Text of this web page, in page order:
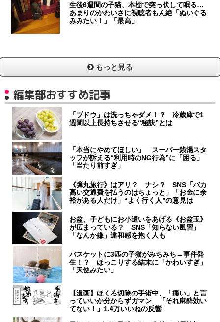
生後6週間の子猫、本棚で突っ伏して眠る…
あまりのかわいさに視聴者もん絶「ぬいぐる
みみたい！」「最高」
もっと見る
編集部おすすめ記事
「ブドウ」は洗っちゃダメ！？ 冷蔵庫で1
週間以上長持ちさせる“秘訣”とは
「本当にやめてほしい」 スーパー銭湯スタ
ッフが訴える“利用時のNG行為”に「困る」
「当たり前すぎ」
《弾丸旅行》はアリ？ ナシ？ SNS「バカ
高い交通費を払うのはちょっと」「お金に余
裕がある人だけ」“よく行く人”の意見は
お盆、子どもにお小遣いをあげる《お盆玉》
が広まっている？ SNS「知らない風習」
「なんか嫌」違和感を抱く人も
バスケットに3匹の子猫がみちみち→事件発
生！？ ほっこりする結末に「かわいすぎ」
「天使みたい」
【漫画】ほくろ切除の手術中、「痛い」と言
っていいか分からずガマン 「それ麻酔効い
てない！」1.4万いいねの反響